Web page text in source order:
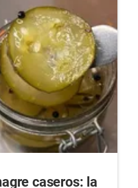
caseros: la